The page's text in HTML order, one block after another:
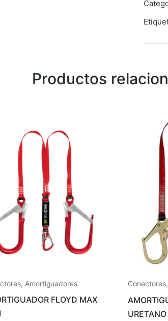
Productos
, Amortiguadores
FLOYD MAX
Conectores,
URETANO